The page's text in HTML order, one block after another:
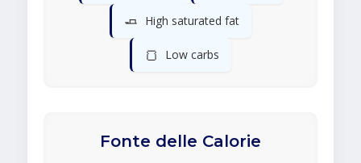
🧈 High saturated fat
🍞 Low carbs
Fonte delle Calorie